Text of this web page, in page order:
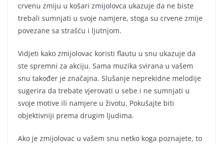
crvenu zmiju u košari zmijolovca ukazuje da ne biste
trebali sumnjati u svoje namjere, stoga su crvene zmije
povezane sa strašću i ljutnjom.
Vidjeti kako zmijolovac koristi flautu u snu ukazuje da
ste spremni za akciju. Sama muzika svirana u vašem
snu također je značajna. Slušanje neprekidne melodije
sugerira da trebate vjerovati u sebe i ne sumnjati u
svoje motive ili namjere u životu. Pokušajte biti
objektivniji prema drugim ljudima.
Ako je zmijolovac u vašem snu netko koga poznajete, to